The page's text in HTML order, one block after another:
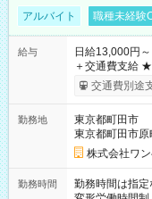
アルバイト 職種未経験
給与
日給13,000円～
＋交通費支給 ★交通費全額支給！ ┗案件により規定あり ★日払
いOK！（規定
ンビニATMから 日
交通費別途
勤務地
東京都町田市
東京都町田市原
株式会社ワ
勤務時間
勤務時間は指定